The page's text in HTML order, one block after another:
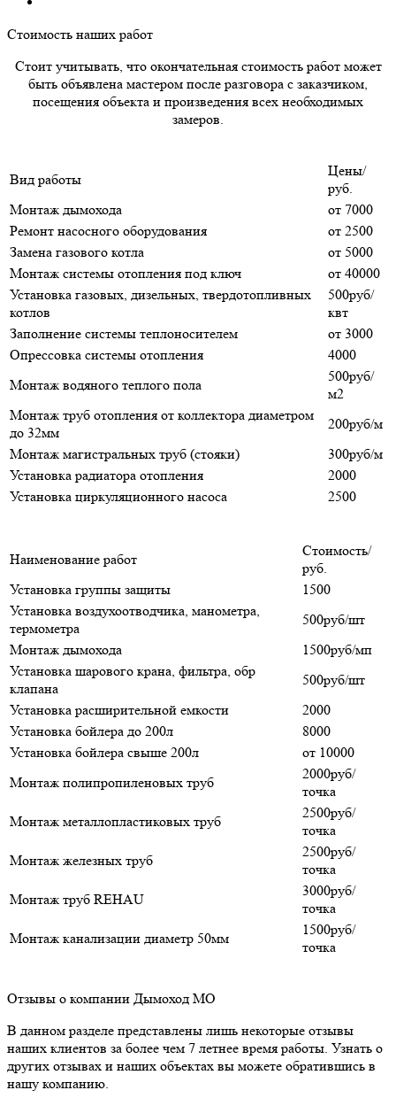
Стоимость наших работ
Стоит учитывать, что окончательная стоимость работ может
быть объявлена мастером после разговора с заказчиком,
посещения объекта и произведения всех необходимых
замеров.
Вид работы
Цены/
руб.
Монтаж дымохода
от 7000
Ремонт насосного оборудования
от 2500
Замена газового котла
от 5000
Монтаж системы отопления под ключ
от 40000
Установка газовых, дизельных, твердотопливных
котлов
500руб/
квт
Заполнение системы теплоносителем
от 3000
Опрессовка системы отопления
4000
Монтаж водяного теплого пола
500руб/
м2
Монтаж труб отопления от коллектора диаметром
до 32мм
200руб/м
Монтаж магистральных труб (стояки)
300руб/м
Установка радиатора отопления
2000
Установка циркуляционного насоса
2500
Наименование работ
Стоимость/
руб.
Установка группы защиты
1500
Установка воздухоотводчика, манометра,
термометра
500руб/шт
Монтаж дымохода
1500руб/мп
Установка шарового крана, фильтра, обр
клапана
500руб/шт
Установка расширительной емкости
2000
Установка бойлера до 200л
8000
Установка бойлера свыше 200л
от 10000
Монтаж полипропиленовых труб
2000руб/
точка
Монтаж металлопластиковых труб
2500руб/
точка
Монтаж железных труб
2500руб/
точка
Монтаж труб REHAU
3000руб/
точка
Монтаж канализации диаметр 50мм
1500руб/
точка
Отзывы о компании Дымоход МО
В данном разделе представлены лишь некоторые отзывы
наших клиентов за более чем 7 летнее время работы. Узнать о
других отзывах и наших объектах вы можете обратившись в
нашу компанию.